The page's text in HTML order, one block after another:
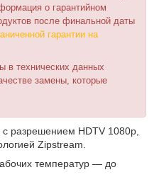
о гарантийном
после финальной даты
гарантии на
в технических данных
замены, которые
разрешением HDTV 1080p,
Zipstream.
температур — до